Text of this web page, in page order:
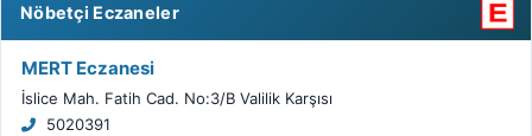
Nöbetçi Eczaneler
MERT Eczanesi
İslice Mah. Fatih Cad. No:3/B Valilik Karşısı
5020391